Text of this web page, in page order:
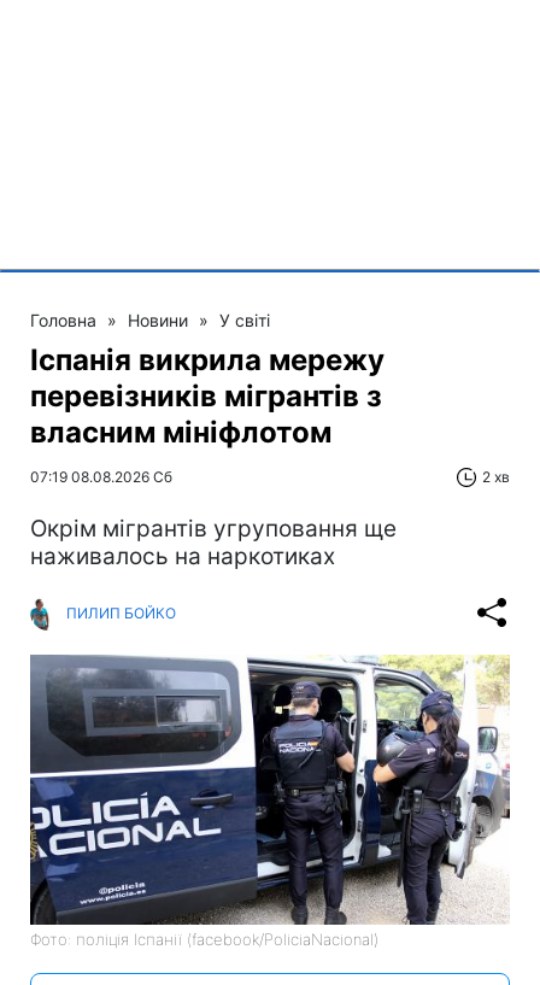
Головна » Новини » У світі
Іспанія викрила мережу
перевізників мігрантів з
власним мініфлотом
07:19 08.08.2026 Сб 2 хв
Окрім мігрантів угруповання ще
наживалось на наркотиках
ПИЛИП БОЙКО
Фото: поліція Іспанії (facebook/PoliciaNacional)